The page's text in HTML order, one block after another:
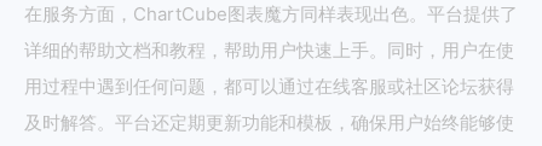
在服务方面，ChartCube图表魔方同样表现出色。平台提供了
详细的帮助文档和教程，帮助用户快速上手。同时，用户在使
用过程中遇到任何问题，都可以通过在线客服或社区论坛获得
及时解答。平台还定期更新功能和模板，确保用户始终能够使